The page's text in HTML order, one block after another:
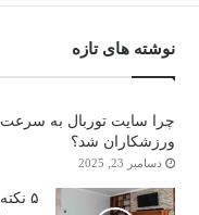
نوشته های تازه
چرا سایت توربال به ‌سرعت
ورزشکاران شد؟
دسامبر 23, 2025
۵